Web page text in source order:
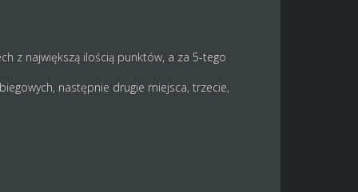
z największą ilością punktów, a za 5-tego
następnie drugie miejsca, trzecie,